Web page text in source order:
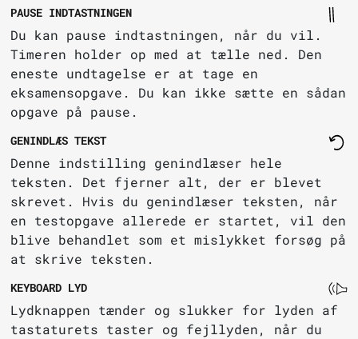
PAUSE INDTASTNINGEN
Du kan pause indtastningen, når du vil.
Timeren holder op med at tælle ned. Den
eneste undtagelse er at tage en
eksamensopgave. Du kan ikke sætte en sådan
opgave på pause.
GENINDLÆS TEKST
Denne indstilling genindlæser hele
teksten. Det fjerner alt, der er blevet
skrevet. Hvis du genindlæser teksten, når
en testopgave allerede er startet, vil den
blive behandlet som et mislykket forsøg på
at skrive teksten.
KEYBOARD LYD
Lydknappen tænder og slukker for lyden af
tastaturets taster og fejllyden, når du